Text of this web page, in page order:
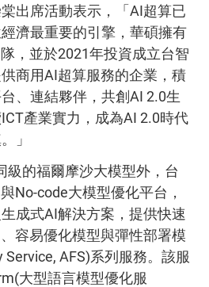
出席活動表示，「AI超算已
濟最重要的引擎，華碩擁有
，並於2021年投資成立台智
商用AI超算服務的企業，積
、連結夥伴，共創AI 2.0生
產業實力，成為AI 2.0時代
」
級的福爾摩沙大模型外，台
No-code大模型優化平台，
成式AI解決方案，提供快速
容易優化模型與彈性部署模
AFS)系列服務。該服
大型語言模型優化服